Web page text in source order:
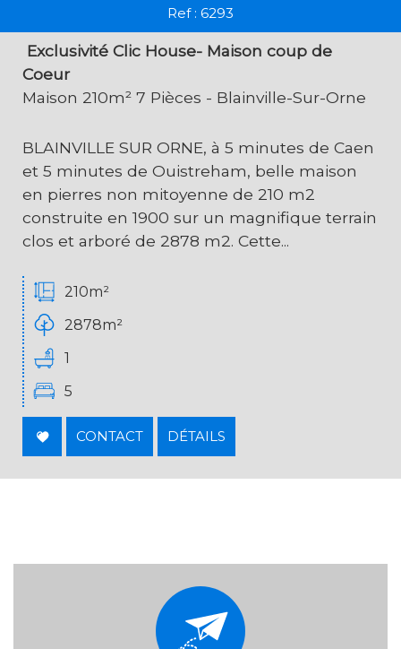
Ref : 6293
Exclusivité Clic House- Maison coup de
Coeur
Maison 210m² 7 Pièces - Blainville-Sur-Orne
BLAINVILLE SUR ORNE, à 5 minutes de Caen
et 5 minutes de Ouistreham, belle maison
en pierres non mitoyenne de 210 m2
construite en 1900 sur un magnifique terrain
clos et arboré de 2878 m2. Cette...
210m²
2878m²
1
5
CONTACT DÉTAILS